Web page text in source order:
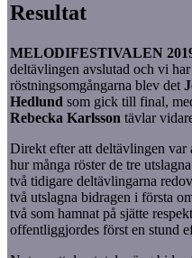
Resultat
MELODIFESTIVALEN
deltävlingen avslutad och vi
röstningsomgångarna blev det
Hedlund som gick till final,
Rebecka Karlsson tävlar
Direkt efter att deltävlingen
hur många röster de tre
två tidigare deltävlingarna
två utslagna bidragen i första
två som hamnat på sjätte
offentliggjordes först en stund